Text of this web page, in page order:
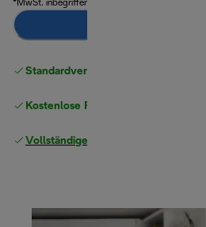
*MwSt. inbegriffen
Zum Warenkorb
Standardversand kostenlos
Kostenlose Rücksendungen
Vollständige Herstellergarantie